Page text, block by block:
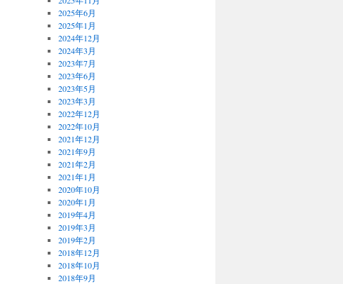
2025年6月
2025年1月
2024年12月
2024年3月
2023年7月
2023年6月
2023年5月
2023年3月
2022年12月
2022年10月
2021年12月
2021年9月
2021年2月
2021年1月
2020年10月
2020年1月
2019年4月
2019年3月
2019年2月
2018年12月
2018年10月
2018年9月